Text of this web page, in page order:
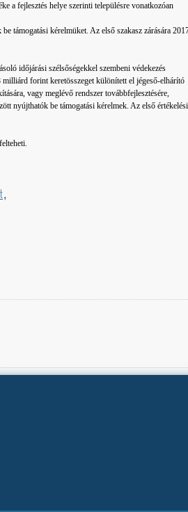
a fejlesztés helye szerinti településre vonatkozóan
támogatási kérelmüket. Az első szakasz zárására
időjárási szélsőségekkel szembeni védekezés
forint keretösszeget különített el jégeső-elhárító
vagy meglévő rendszer továbbfejlesztésére,
nyújthatók be támogatási kérelmek. Az első értékelési
,